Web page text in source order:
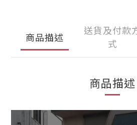
商品描述
送貨及付款
式
商品描述